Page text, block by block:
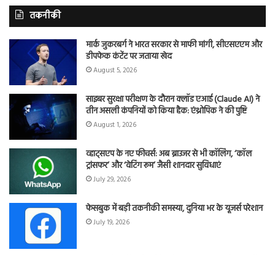
तकनीकी
मार्क जुकरबर्ग ने भारत सरकार से माफी मांगी, सीएसएएम और
डीपफेक कंटेंट पर जताया खेद
August 5, 2026
साइबर सुरक्षा परीक्षण के दौरान क्लॉड एआई (Claude AI) ने
तीन असली कंपनियों को किया हैक: एंथ्रोपिक ने की पुष्टि
August 1, 2026
व्हाट्सएप के नए फीचर्स: अब ब्राउजर से भी कॉलिंग, ‘कॉल
ट्रांसफर’ और ‘वेटिंग रूम’ जैसी शानदार सुविधाएं
July 29, 2026
फेसबुक में बड़ी तकनीकी समस्या, दुनिया भर के यूजर्स परेशान
July 19, 2026